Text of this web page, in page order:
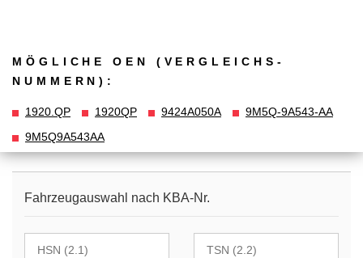
MÖGLICHE OEN (VERGLEICHS­
NUMMERN):
1920.QP 1920QP 9424A050A
9M5Q-9A543-AA
9M5Q9A543AA
Fahrzeugauswahl nach KBA-Nr.